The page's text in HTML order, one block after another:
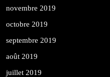
novembre 2019
octobre 2019
septembre 2019
août 2019
juillet 2019